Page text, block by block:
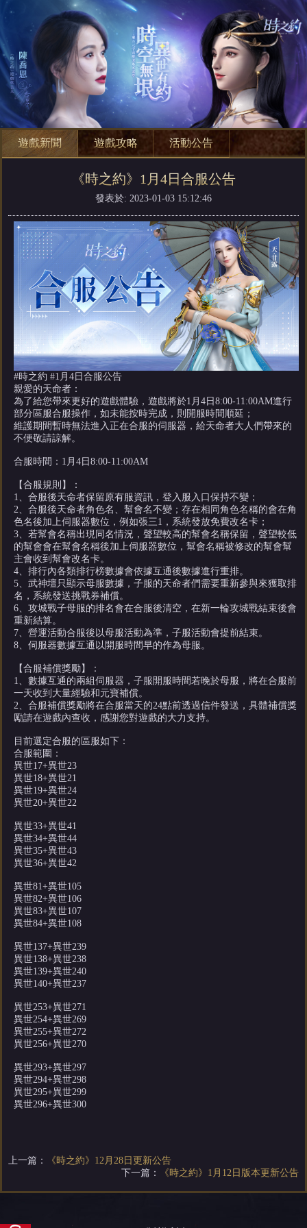
遊戲新聞 遊戲攻略 活動公告
《時之約》1月4日合服公告
發表於: 2023-01-03 15:12:46
#時之約 #1月4日合服公告
親愛的天命者：
為了給您帶來更好的遊戲體驗，遊戲將於1月4日8:00-11:00AM進行
部分區服合服操作，如未能按時完成，則開服時間順延；
維護期間暫時無法進入正在合服的伺服器，給天命者大人們帶來的
不便敬請諒解。
合服時間：1月4日8:00-11:00AM
【合服規則】：
1、合服後天命者保留原有服資訊，登入服入口保持不變；
2、合服後天命者角色名、幫會名不變；存在相同角色名稱的會在角
色名後加上伺服器數位，例如張三1，系統發放免費改名卡；
3、若幫會名稱出現同名情況，聲望較高的幫會名稱保留，聲望較低
的幫會會在幫會名稱後加上伺服器數位，幫會名稱被修改的幫會幫
主會收到幫會改名卡。
4、排行內各類排行榜數據會依據互通後數據進行重排。
5、武神壇只顯示母服數據，子服的天命者們需要重新參與來獲取排
名，系統發送挑戰券補償。
6、攻城戰子母服的排名會在合服後清空，在新一輪攻城戰結束後會
重新結算。
7、營運活動合服後以母服活動為準，子服活動會提前結束。
8、伺服器數據互通以開服時間早的作為母服。
【合服補償獎勵】：
1、數據互通的兩組伺服器，子服開服時間若晚於母服，將在合服前
一天收到大量經驗和元寶補償。
2、合服補償獎勵將在合服當天的24點前透過信件發送，具體補償獎
勵請在遊戲內查收，感謝您對遊戲的大力支持。
目前選定合服的區服如下：
合服範圍：
異世17+異世23
異世18+異世21
異世19+異世24
異世20+異世22
異世33+異世41
異世34+異世44
異世35+異世43
異世36+異世42
異世81+異世105
異世82+異世106
異世83+異世107
異世84+異世108
異世137+異世239
異世138+異世238
異世139+異世240
異世140+異世237
異世253+異世271
異世254+異世269
異世255+異世272
異世256+異世270
異世293+異世297
異世294+異世298
異世295+異世299
異世296+異世300
上一篇：
《時之約》12月28日更新公告
下一篇：
《時之約》1月12日版本更新公告